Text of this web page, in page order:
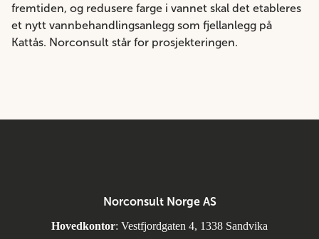
fremtiden, og redusere farge i vannet skal det etableres
et nytt vannbehandlingsanlegg som fjellanlegg på
Kattås. Norconsult står for prosjekteringen.
Norconsult Norge AS
Hovedkontor: Vestfjordgaten 4, 1338 Sandvika